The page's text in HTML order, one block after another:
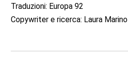
Traduzioni: Europa 92
Copywriter e ricerca: Laura Marino